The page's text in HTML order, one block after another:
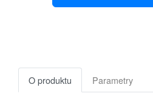
O produktu Parametry